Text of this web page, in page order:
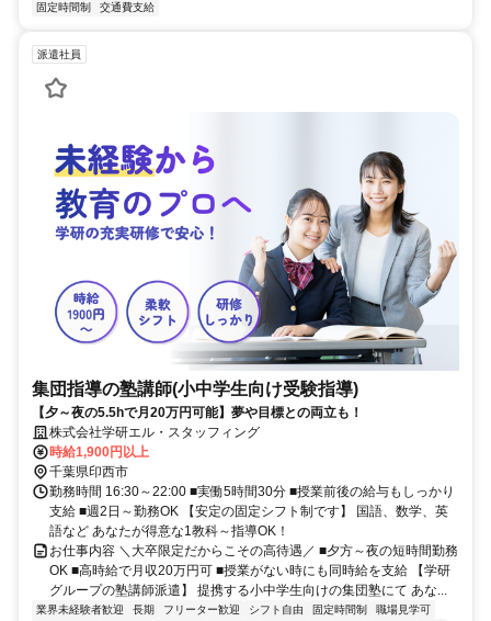
固定時間制 交通費支給
派遣社員
集団指導の塾講師(小中学生向け受験指導)
【夕～夜の5.5hで月20万円可能】夢や目標との両立も！
株式会社学研エル・スタッフィング
時給1,900円以上
千葉県印西市
勤務時間 16:30～22:00 ■実働5時間30分 ■授業前後の給与もしっかり
支給 ■週2日～勤務OK 【安定の固定シフト制です】 国語、数学、英
語など あなたが得意な1教科～指導OK！
お仕事内容 ＼大卒限定だからこその高待遇／ ■夕方～夜の短時間勤務
OK ■高時給で月収20万円可 ■授業がない時にも同時給を支給 【学研
グループの塾講師派遣】 提携する小中学生向けの集団塾にて あな...
業界未経験者歓迎 長期 フリーター歓迎 シフト自由 固定時間制
職場見学可